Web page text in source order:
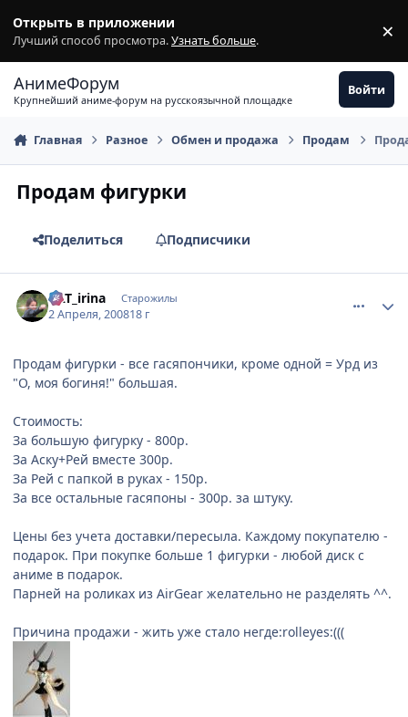
Открыть в приложении
Лучший способ просмотра.Узнать больше. ×
АнимеФорум
Крупнейший аниме-форум на русскоязычной площадке
Войти
Главная Разное Обмен и продажа Продам
Продам фигурки
Поделиться Подписчики
KAT_irina Старожилы
2 Апреля, 200818 г
Продам фигурки - все гасяпончики, кроме одной = Урд из
"О, моя богиня!" большая.
Стоимость:
За большую фигурку - 800р.
За Аску+Рей вместе 300р.
За Рей с папкой в руках - 150р.
За все остальные гасяпоны - 300р. за штуку.
Цены без учета доставки/пересыла. Каждому покупателю -
подарок. При покупке больше 1 фигурки - любой диск с
аниме в подарок.
Парней на роликах из AirGear желательно не разделять ^^.
Причина продажи - жить уже стало негде:rolleyes:(((